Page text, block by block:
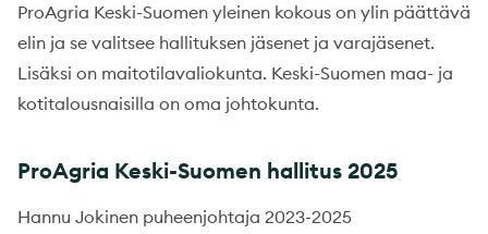
ProAgria Keski-Suomen yleinen kokous on ylin päättävä
elin ja se valitsee hallituksen jäsenet ja varajäsenet.
Lisäksi on maitotilavaliokunta. Keski-Suomen maa- ja
kotitalousnaisilla on oma johtokunta.
ProAgria Keski-Suomen hallitus 2025
Hannu Jokinen puheenjohtaja 2023-2025